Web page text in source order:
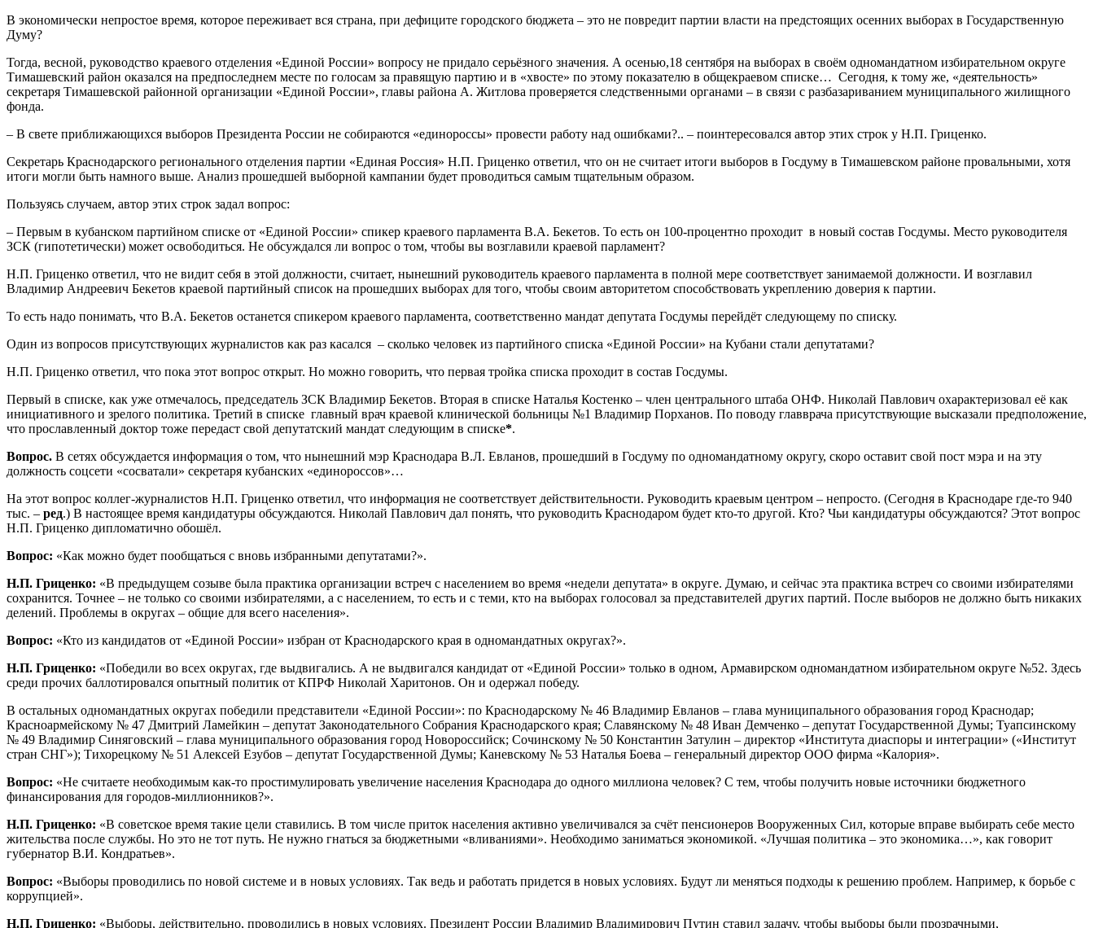
В экономически непростое время, которое переживает вся страна, при дефиците городского бюджета – это не повредит партии власти на предстоящих осенних выборах в Государственную
Думу?
Тогда, весной, руководство краевого отделения «Единой России» вопросу не придало серьёзного значения. А осенью,18 сентября на выборах в своём одномандатном избирательном округе
Тимашевский район оказался на предпоследнем месте по голосам за правящую партию и в «хвосте» по этому показателю в общекраевом списке… Сегодня, к тому же, «деятельность»
секретаря Тимашевской районной организации «Единой России», главы района А. Житлова проверяется следственными органами – в связи с разбазариванием муниципального жилищного
фонда.
– В свете приближающихся выборов Президента России не собираются «единороссы» провести работу над ошибками?.. – поинтересовался автор этих строк у Н.П. Гриценко.
Секретарь Краснодарского регионального отделения партии «Единая Россия» Н.П. Гриценко ответил, что он не считает итоги выборов в Госдуму в Тимашевском районе провальными, хотя
итоги могли быть намного выше. Анализ прошедшей выборной кампании будет проводиться самым тщательным образом.
Пользуясь случаем, автор этих строк задал вопрос:
– Первым в кубанском партийном списке от «Единой России» спикер краевого парламента В.А. Бекетов. То есть он 100-процентно проходит в новый состав Госдумы. Место руководителя
ЗСК (гипотетически) может освободиться. Не обсуждался ли вопрос о том, чтобы вы возглавили краевой парламент?
Н.П. Гриценко ответил, что не видит себя в этой должности, считает, нынешний руководитель краевого парламента в полной мере соответствует занимаемой должности. И возглавил
Владимир Андреевич Бекетов краевой партийный список на прошедших выборах для того, чтобы своим авторитетом способствовать укреплению доверия к партии.
То есть надо понимать, что В.А. Бекетов останется спикером краевого парламента, соответственно мандат депутата Госдумы перейдёт следующему по списку.
Один из вопросов присутствующих журналистов как раз касался – сколько человек из партийного списка «Единой России» на Кубани стали депутатами?
Н.П. Гриценко ответил, что пока этот вопрос открыт. Но можно говорить, что первая тройка списка проходит в состав Госдумы.
Первый в списке, как уже отмечалось, председатель ЗСК Владимир Бекетов. Вторая в списке Наталья Костенко – член центрального штаба ОНФ. Николай Павлович охарактеризовал её как
инициативного и зрелого политика. Третий в списке главный врач краевой клинической больницы №1 Владимир Порханов. По поводу главврача присутствующие высказали предположение,
что прославленный доктор тоже передаст свой депутатский мандат следующим в списке*.
Вопрос. В сетях обсуждается информация о том, что нынешний мэр Краснодара В.Л. Евланов, прошедший в Госдуму по одномандатному округу, скоро оставит свой пост мэра и на эту
должность соцсети «сосватали» секретаря кубанских «единороссов»…
На этот вопрос коллег-журналистов Н.П. Гриценко ответил, что информация не соответствует действительности. Руководить краевым центром – непросто. (Сегодня в Краснодаре где-то 940
тыс. – ред.) В настоящее время кандидатуры обсуждаются. Николай Павлович дал понять, что руководить Краснодаром будет кто-то другой. Кто? Чьи кандидатуры обсуждаются? Этот вопрос
Н.П. Гриценко дипломатично обошёл.
Вопрос: «Как можно будет пообщаться с вновь избранными депутатами?».
Н.П. Гриценко: «В предыдущем созыве была практика организации встреч с населением во время «недели депутата» в округе. Думаю, и сейчас эта практика встреч со своими избирателями
сохранится. Точнее – не только со своими избирателями, а с населением, то есть и с теми, кто на выборах голосовал за представителей других партий. После выборов не должно быть никаких
делений. Проблемы в округах – общие для всего населения».
Вопрос: «Кто из кандидатов от «Единой России» избран от Краснодарского края в одномандатных округах?».
Н.П. Гриценко: «Победили во всех округах, где выдвигались. А не выдвигался кандидат от «Единой России» только в одном, Армавирском одномандатном избирательном округе №52. Здесь
среди прочих баллотировался опытный политик от КПРФ Николай Харитонов. Он и одержал победу.
В остальных одномандатных округах победили представители «Единой России»: по Краснодарскому № 46 Владимир Евланов – глава муниципального образования город Краснодар;
Красноармейскому № 47 Дмитрий Ламейкин – депутат Законодательного Собрания Краснодарского края; Славянскому № 48 Иван Демченко – депутат Государственной Думы; Туапсинскому
№ 49 Владимир Синяговский – глава муниципального образования город Новороссийск; Сочинскому № 50 Константин Затулин – директор «Института диаспоры и интеграции» («Институт
стран СНГ»); Тихорецкому № 51 Алексей Езубов – депутат Государственной Думы; Каневскому № 53 Наталья Боева – генеральный директор ООО фирма «Калория».
Вопрос: «Не считаете необходимым как-то простимулировать увеличение населения Краснодара до одного миллиона человек? С тем, чтобы получить новые источники бюджетного
финансирования для городов-миллионников?».
Н.П. Гриценко: «В советское время такие цели ставились. В том числе приток населения активно увеличивался за счёт пенсионеров Вооруженных Сил, которые вправе выбирать себе место
жительства после службы. Но это не тот путь. Не нужно гнаться за бюджетными «вливаниями». Необходимо заниматься экономикой. «Лучшая политика – это экономика…», как говорит
губернатор В.И. Кондратьев».
Вопрос: «Выборы проводились по новой системе и в новых условиях. Так ведь и работать придется в новых условиях. Будут ли меняться подходы к решению проблем. Например, к борьбе с
коррупцией».
Н.П. Гриценко: «Выборы, действительно, проводились в новых условиях. Президент России Владимир Владимирович Путин ставил задачу, чтобы выборы были прозрачными,